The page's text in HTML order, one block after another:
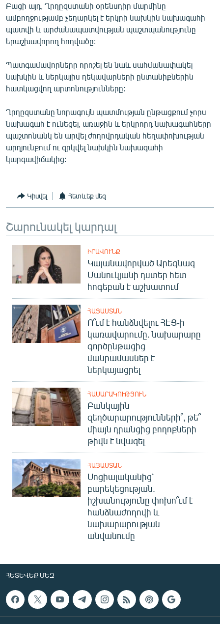
ՀԵՏԵՎԵՔ ՄԵԶ
«Ազատության» բոլոր կայքերը
Բացի այդ, Ղրղըզստանի օրենսդիր մարմինը
ամբողջությամբ չեղարկել է երկրի նախկին նախագահի
պատվի և արժանապատվության պաշտպանությունը
երաշխավորող հոդվածը:
Պատգամավորները որոշել են նաև սահմանափակել
նախկին և ներկայիս ղեկավարների ընտանիքներին
հատկացվող արտոնությունները:
Ղրղըզստանը նորագույն պատմության ընթացքում չորս
նախագահ է ունեցել, առաջին և երկրորդ նախագահները
պաշտոնանկ են արվել ժողովրդական հեղափոխության
արդյունքում ու զրկվել նախկին նախագահի
կարգավիճակից:
Կիսվել Հետևեք մեզ
Շարունակել կարդալ
ԻՐԱՎՈՒՆՔ
Կալանավորված Արեգնազ
Մանուկյանի դստեր հետ
հոգեբան է աշխատում
ՀԱՅԱՍՏԱՆ
Ո՞ւմ է հանձնվելու ՀԷՑ-ի
կառավարումը. նախարարը
գործընթացից
մանրամասներ է
ներկայացրել
ՀԱՍԱՐԱԿՈՒԹՅՈՒՆ
Բանկային
զեղծարարությունների՞, թե՞
միայն դրանցից բողոքների
թիվն է նվազել
ՀԱՅԱՍՏԱՆ
Սոցիալականից՝
բարեկեցության.
իշխանությունը փոխո՞ւմ է
հանձնաժողովի և
նախարարության
անվանումը
ՀԵՏԵՎԵՔ ՄԵԶ